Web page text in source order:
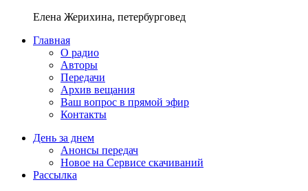
Елена Жерихина, петербурговед
Главная
О радио
Авторы
Передачи
Архив вещания
Ваш вопрос в прямой эфир
Контакты
День за днем
Анонсы передач
Новое на Сервисе скачиваний
Рассылка